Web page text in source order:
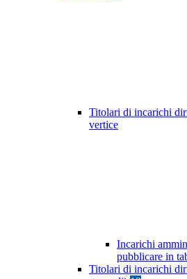
Titolari di incarichi
vertice
Incarichi
pubblicare in
Titolari di incarichi